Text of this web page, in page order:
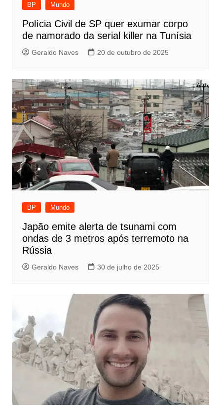
BP Mundo
Polícia Civil de SP quer exumar corpo
de namorado da serial killer na Tunísia
Geraldo Naves 20 de outubro de 2025
BP Mundo
Japão emite alerta de tsunami com
ondas de 3 metros após terremoto na
Rússia
Geraldo Naves 30 de julho de 2025